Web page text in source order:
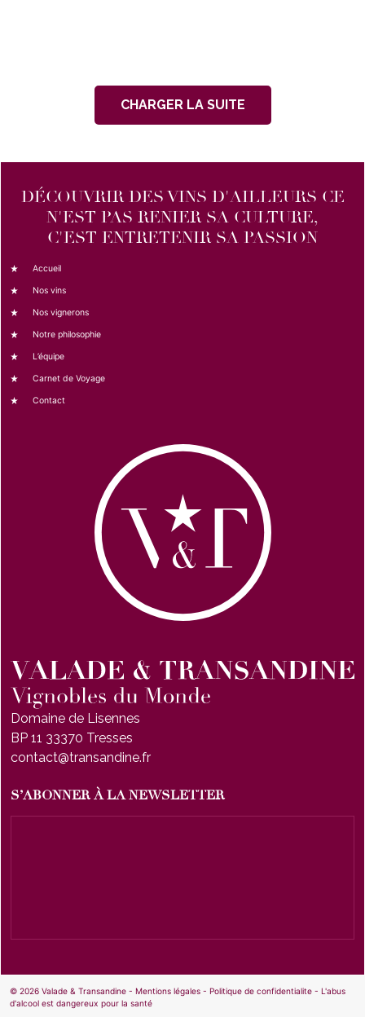
CHARGER LA SUITE
DÉCOUVRIR DES VINS D'AILLEURS CE
N'EST PAS RENIER SA CULTURE,
C'EST ENTRETENIR SA PASSION
Accueil
Nos vins
Nos vignerons
Notre philosophie
L’équipe
Carnet de Voyage
Contact
Domaine de Lisennes
BP 11 33370 Tresses
contact@transandine.fr
S’ABONNER À LA NEWSLETTER
© 2026 Valade & Transandine - Mentions légales - Politique de confidentialite - L'abus
d'alcool est dangereux pour la santé